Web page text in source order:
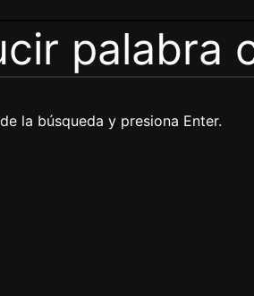
la búsqueda y presiona Enter.